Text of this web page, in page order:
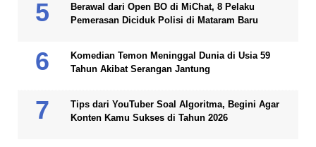
Berawal dari Open BO di MiChat, 8 Pelaku
Pemerasan Diciduk Polisi di Mataram Baru
Komedian Temon Meninggal Dunia di Usia 59
Tahun Akibat Serangan Jantung
Tips dari YouTuber Soal Algoritma, Begini Agar
Konten Kamu Sukses di Tahun 2026